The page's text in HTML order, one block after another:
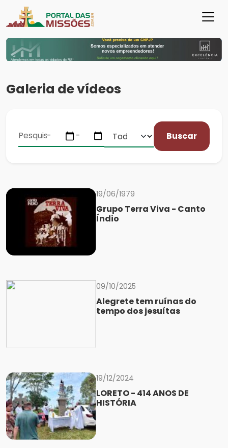
Galeria de vídeos
Buscar
19/06/1979
Grupo Terra Viva - Canto
Índio
09/10/2025
Alegrete tem ruínas do
tempo dos jesuítas
19/12/2024
LORETO - 414 ANOS DE
HISTÓRIA